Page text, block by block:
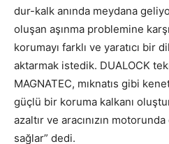
dur-kalk anında meydana
oluşan aşınma problemine
korumayı farklı ve yaratıcı bir
aktarmak istedik. DUALOCK
MAGNATEC, mıknatıs gibi
güçlü bir koruma kalkanı
azaltır ve aracınızın
sağlar” dedi.